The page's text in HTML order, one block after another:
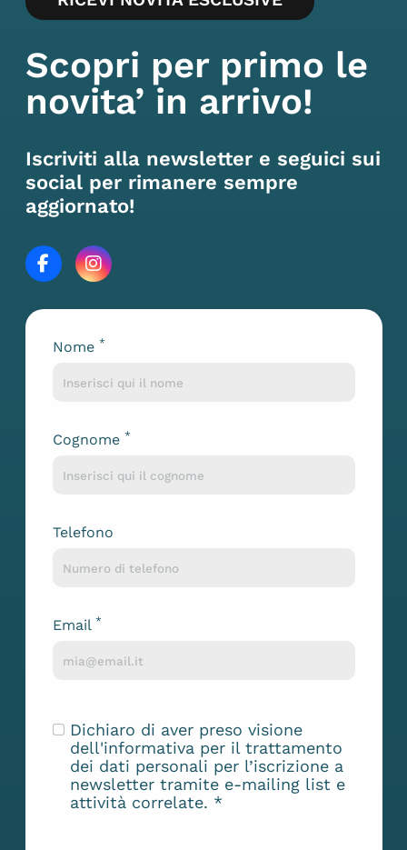
Scopri per primo le
novita’ in arrivo!
Iscriviti alla newsletter e seguici sui
social per rimanere sempre
aggiornato!
Lascia questo campo vuoto
Nome *
Cognome *
Telefono
Email *
Dichiaro di aver preso visione
dell'informativa per il trattamento
dei dati personali per l’iscrizione a
newsletter tramite e-mailing list e
attività correlate. *